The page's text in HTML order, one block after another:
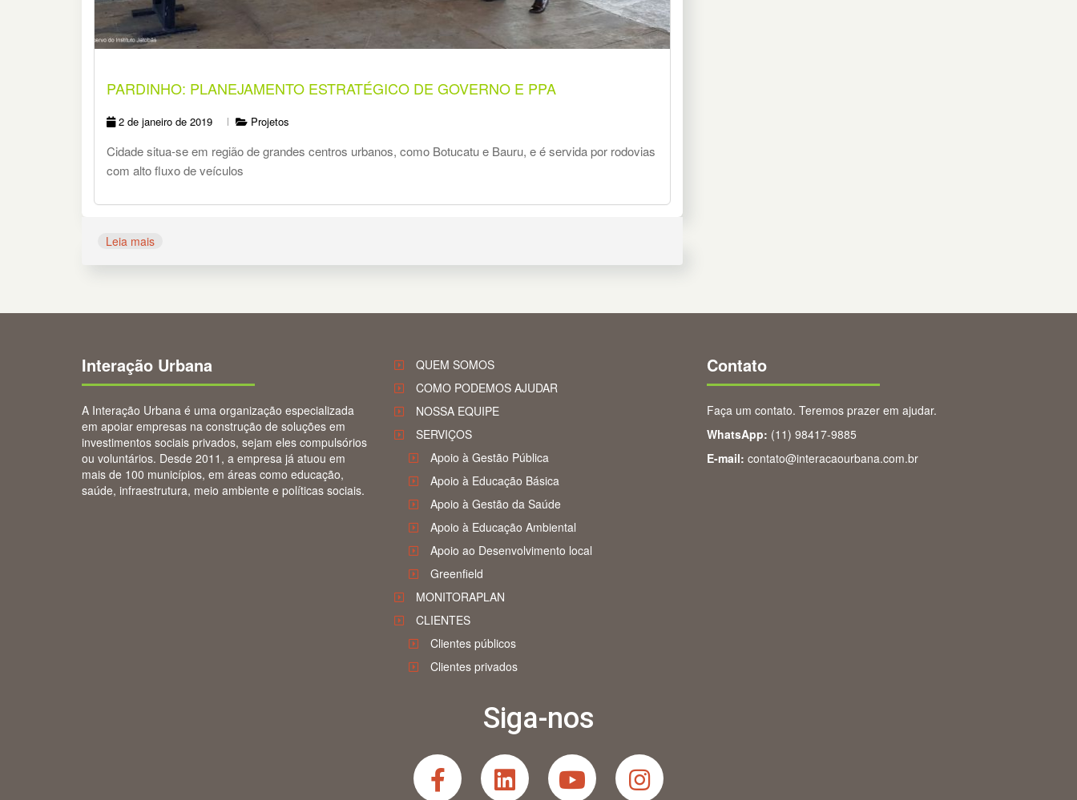
PARDINHO: PLANEJAMENTO ESTRATÉGICO DE GOVERNO E PPA
2 de janeiro de 2019 Projetos
Cidade situa-se em região de grandes centros urbanos, como Botucatu e Bauru, e é servida por rodovias
com alto fluxo de veículos
Leia mais
Interação Urbana
A Interação Urbana é uma organização especializada
em apoiar empresas na construção de soluções em
investimentos sociais privados, sejam eles compulsórios
ou voluntários. Desde 2011, a empresa já atuou em
mais de 100 municípios, em áreas como educação,
saúde, infraestrutura, meio ambiente e políticas sociais.
QUEM SOMOS
COMO PODEMOS AJUDAR
NOSSA EQUIPE
SERVIÇOS
Apoio à Gestão Pública
Apoio à Educação Básica
Apoio à Gestão da Saúde
Apoio à Educação Ambiental
Apoio ao Desenvolvimento local
Greenfield
MONITORAPLAN
CLIENTES
Clientes públicos
Clientes privados
Contato
Faça um contato. Teremos prazer em ajudar.
WhatsApp: (11) 98417-9885
E-mail: contato@interacaourbana.com.br
Siga-nos